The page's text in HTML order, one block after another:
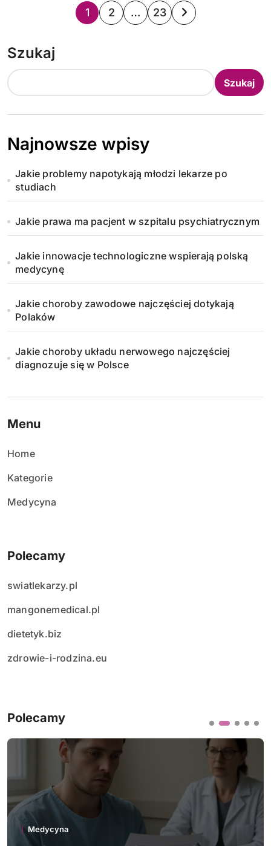
S
n
i
o
a
n
i
e
w
p
1 2 … 23
Szukaj
Szukaj
Najnowsze wpisy
Jakie problemy napotykają młodzi lekarze po
studiach
Jakie prawa ma pacjent w szpitalu psychiatrycznym
Jakie innowacje technologiczne wspierają polską
medycynę
Jakie choroby zawodowe najczęściej dotykają
Polaków
Jakie choroby układu nerwowego najczęściej
diagnozuje się w Polsce
Menu
Home
Kategorie
Medycyna
Polecamy
swiatlekarzy.pl
mangonemedical.pl
dietetyk.biz
zdrowie-i-rodzina.eu
Polecamy